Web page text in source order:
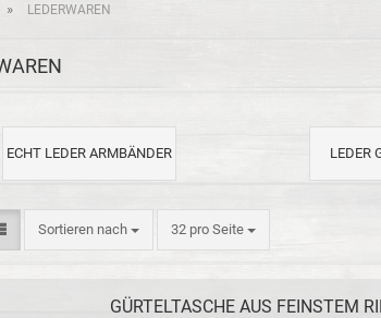
» LEDERWAREN
ECHT LEDER ARMBÄNDER LEDER
Sortieren nach 32 pro Seite
GÜR­TEL­TA­SCHE AUS FEINS­TEM